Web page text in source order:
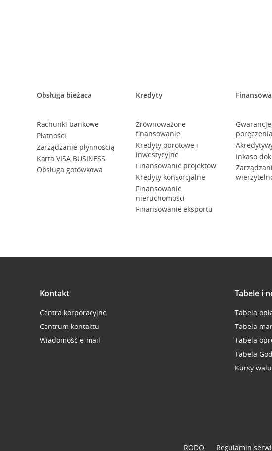
Obsługa bieżąca
Rachunki bankowe
Płatności
Zarządzanie płynnością
Karta VISA BUSINESS
Obsługa gotówkowa
Kredyty
Zrównoważone
finansowanie
Kredyty obrotowe i
inwestycyjne
Finansowanie projektów
Kredyty konsorcjalne
Finansowanie
nieruchomości
Finansowanie eksportu
poręczenia
Inkaso
Kontakt
Centra korporacyjne
Centrum kontaktu
Wiadomość e-mail
Tabele i
Tabela
Tabela
Tabela
Tabela
Kursy
RODO Regulamin